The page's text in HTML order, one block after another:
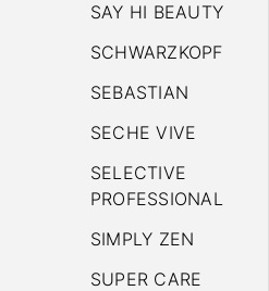
SAY HI BEAUTY
SCHWARZKOPF
SEBASTIAN
SECHE VIVE
SELECTIVE
PROFESSIONAL
SIMPLY ZEN
SUPER CARE